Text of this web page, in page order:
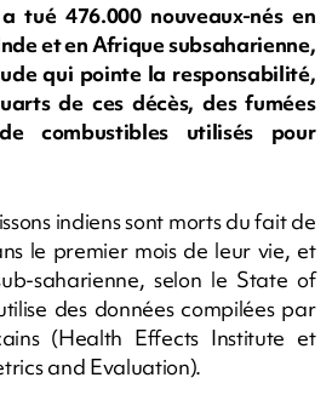
tué 476.000 nouveaux-nés en
et en Afrique subsaharienne,
qui pointe la responsabilité,
de ces décès, des fumées
combustibles utilisés pour
indiens sont morts du fait de
le premier mois de leur vie, et
saharienne, selon le State of
des données compilées par
(Health Effects Institute et
and Evaluation).